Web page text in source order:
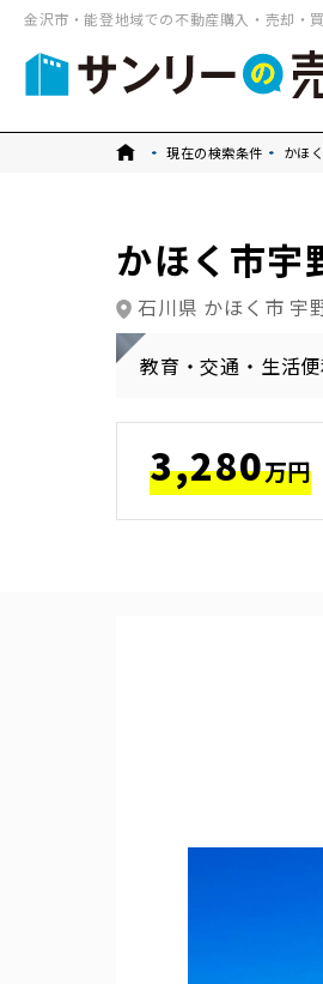
金沢市・能登地域での不動産購入・売却・
トップ現在の検索条件 かほ
かほく市宇
石川県 かほく市
教育・交通・生活
3,280万円